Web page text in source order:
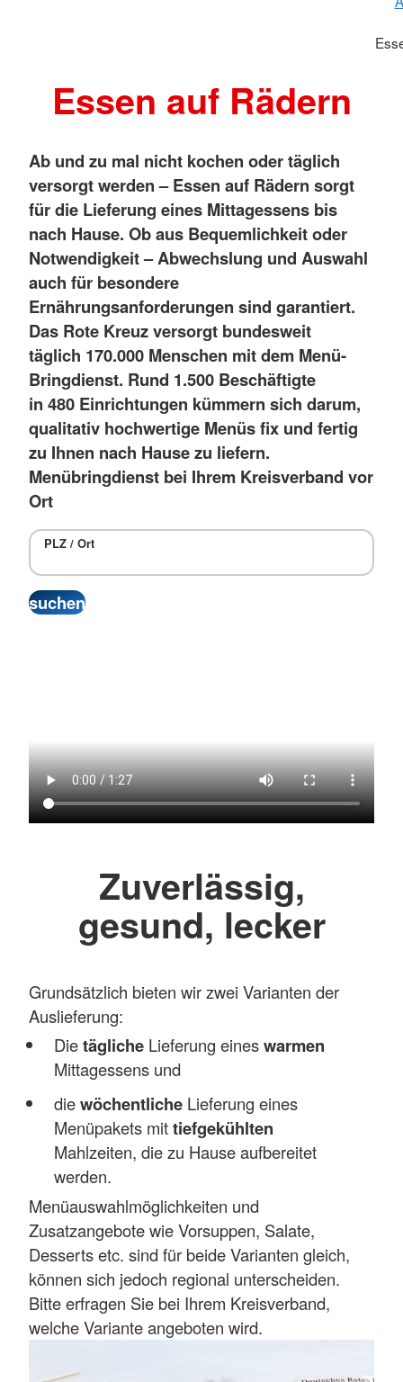
Essen auf Rädern
Ab und zu mal nicht kochen oder täglich
versorgt werden – Essen auf Rädern sorgt
für die Lieferung eines Mittagessens bis
nach Hause. Ob aus Bequemlichkeit oder
Notwendigkeit – Abwechslung und Auswahl
auch für besondere
Ernährungsanforderungen sind garantiert.
Das Rote Kreuz versorgt bundesweit
täglich 170.000 Menschen mit dem Menü-
Bringdienst. Rund 1.500 Beschäftigte
in 480 Einrichtungen kümmern sich darum,
qualitativ hochwertige Menüs fix und fertig
zu Ihnen nach Hause zu liefern.
Menübringdienst bei Ihrem Kreisverband vor
Ort
PLZ / Ort
Zuverlässig,
gesund, lecker
Grundsätzlich bieten wir zwei Varianten der
Auslieferung:
DietäglicheLieferung eineswarmen
Mittagessens und
diewöchentlicheLieferung eines
Menüpakets mittiefgekühlten
Mahlzeiten, die zu Hause aufbereitet
werden.
Menüauswahlmöglichkeiten und
Zusatzangebote wie Vorsuppen, Salate,
Desserts etc. sind für beide Varianten gleich,
können sich jedoch regional unterscheiden.
Bitte erfragen Sie bei Ihrem Kreisverband,
welche Variante angeboten wird.